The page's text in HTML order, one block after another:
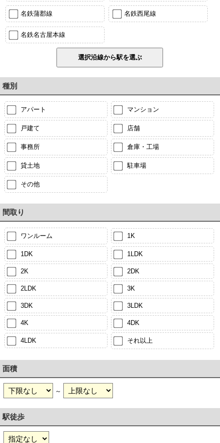
名鉄蒲郡線 名鉄西尾線
名鉄名古屋本線
種別
アパート マンション
戸建て 店舗
事務所 倉庫・工場
貸土地 駐車場
その他
間取り
ワンルーム 1K
1DK 1LDK
2K 2DK
2LDK 3K
3DK 3LDK
4K 4DK
4LDK それ以上
面積
～
駅徒歩